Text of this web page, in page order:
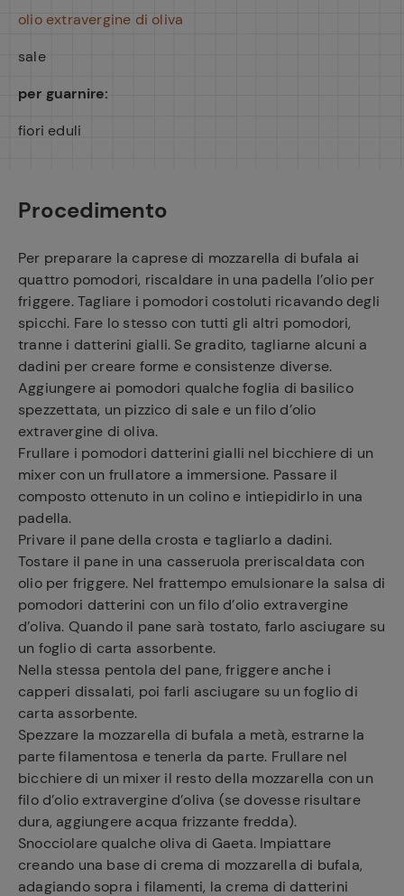
olio extravergine di oliva
sale
per guarnire:
fiori eduli
Procedimento
Per preparare la caprese di mozzarella di bufala ai
quattro pomodori, riscaldare in una padella l’olio per
friggere. Tagliare i pomodori costoluti ricavando degli
spicchi. Fare lo stesso con tutti gli altri pomodori,
tranne i datterini gialli. Se gradito, tagliarne alcuni a
dadini per creare forme e consistenze diverse.
Aggiungere ai pomodori qualche foglia di basilico
spezzettata, un pizzico di sale e un filo d’olio
extravergine di oliva.
Frullare i pomodori datterini gialli nel bicchiere di un
mixer con un frullatore a immersione. Passare il
composto ottenuto in un colino e intiepidirlo in una
padella.
Privare il pane della crosta e tagliarlo a dadini.
Tostare il pane in una casseruola preriscaldata con
olio per friggere. Nel frattempo emulsionare la salsa di
pomodori datterini con un filo d’olio extravergine
d’oliva. Quando il pane sarà tostato, farlo asciugare su
un foglio di carta assorbente.
Nella stessa pentola del pane, friggere anche i
capperi dissalati, poi farli asciugare su un foglio di
carta assorbente.
Spezzare la mozzarella di bufala a metà, estrarne la
parte filamentosa e tenerla da parte. Frullare nel
bicchiere di un mixer il resto della mozzarella con un
filo d’olio extravergine d’oliva (se dovesse risultare
dura, aggiungere acqua frizzante fredda).
Snocciolare qualche oliva di Gaeta. Impiattare
creando una base di crema di mozzarella di bufala,
adagiando sopra i filamenti, la crema di datterini